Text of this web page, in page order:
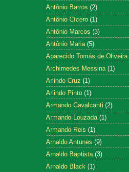
Antônio Barros (2)
Antônio Cícero (1)
Antônio Marcos (3)
Antônio Maria (5)
Aparecido Tomás de Oliveira
Archimedes Messina (1)
Arlindo Cruz (1)
Arlindo Pinto (1)
Armando Cavalcanti (2)
Armando Louzada (1)
Armando Reis (1)
Arnaldo Antunes (9)
Arnaldo Baptista (3)
Arnaldo Black (1)